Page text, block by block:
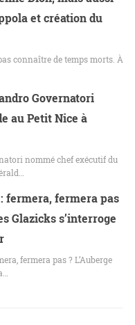
et création du
connaître de temps morts. À
Governatori
au Petit Nice à
nommé chef exécutif du
fermera, fermera pas
Glazicks s’interroge
fermera pas ? L’Auberge